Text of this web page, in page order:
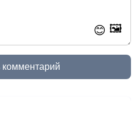
😊 🖼️
комментарий